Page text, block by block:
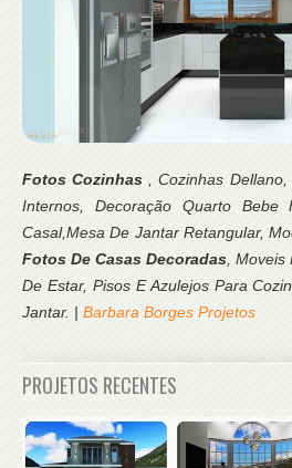
Fotos Cozinhas, Cozinhas
Internos, Decoração Quarto Bebe
Casal,Mesa De Jantar Retangular,
Fotos De Casas Decoradas, Moveis
De Estar, Pisos E Azulejos Para
Jantar. | Barbara Borges Projetos
PROJETOS RECENTES